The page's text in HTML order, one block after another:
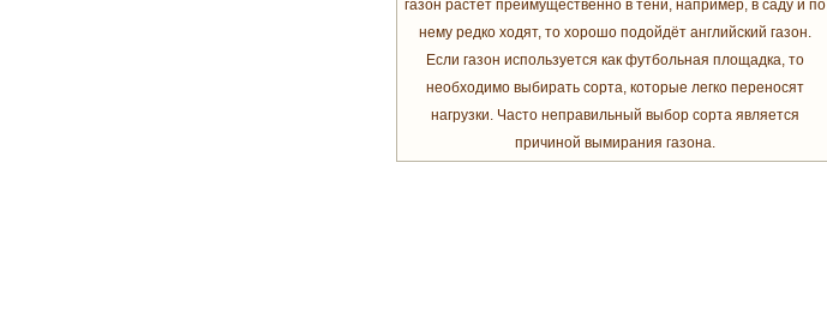
газон растет преимущественно в тени, например, в саду и по
нему редко ходят, то хорошо подойдёт английский газон.
Если газон используется как футбольная площадка, то
необходимо выбирать сорта, которые легко переносят
нагрузки. Часто неправильный выбор сорта является
причиной вымирания газона.